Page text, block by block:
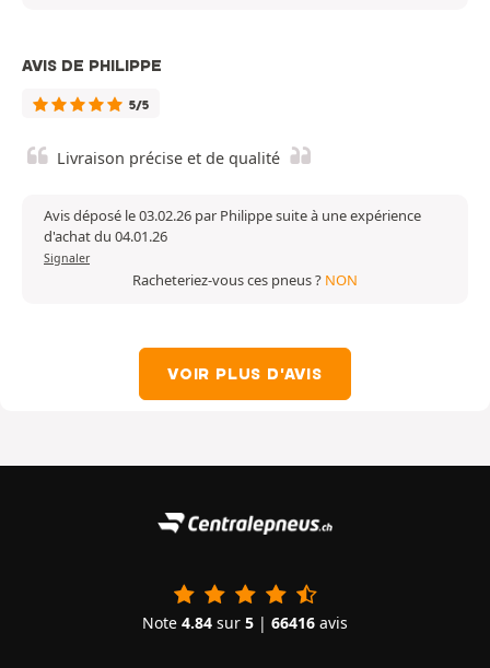
AVIS DE PHILIPPE
5/5
Livraison précise et de qualité
Avis déposé le 03.02.26 par Philippe suite à une expérience
d'achat du 04.01.26
Signaler
Racheteriez-vous ces pneus ? NON
VOIR PLUS D'AVIS
Note 4.84 sur 5 | 66416 avis